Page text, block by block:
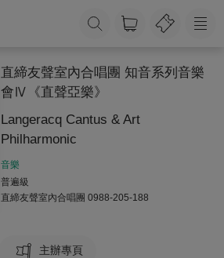
直締友聲室內合唱團 知音系列音樂
會Ⅳ《直聲亞樂》
Langeracq Cantus & Art
Philharmonic
音樂
普遍級
直締友聲室內合唱團 0988-205-188
主辦專頁